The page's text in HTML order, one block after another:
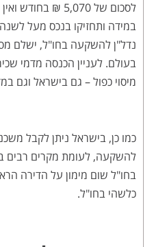
לסכום של 5,070 ₪
במידה ותחזיקו בנכס מעל
נדל"ן להשקעה בחו"ל, ישלם
בעולם. לעניין הכנסה מדמי
מיסוי כפול – גם בישראל וגם
להשקעה, לעומת מקרים רבים
בחו"ל שום מימון על הדירה
כלשהי בחו"ל.